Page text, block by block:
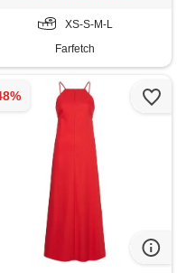
XS-S-M-L
Farfetch